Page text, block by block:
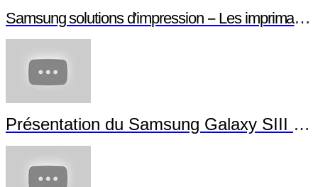
Samsung solutions d'impression -- Les imprimantes NFC
Présentation du Samsung Galaxy SIII Mini